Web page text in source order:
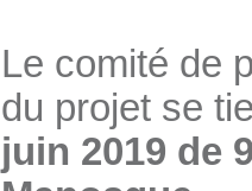
Le comité de
du projet se
juin 2019 de